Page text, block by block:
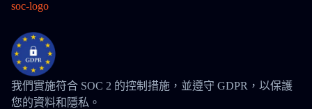
我們實施符合 SOC 2 的控制措施，並遵守 GDPR，以保護
您的資料和隱私。